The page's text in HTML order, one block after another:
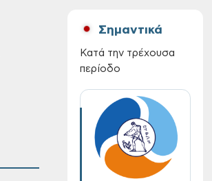
Σημαντικά
Κατά την τρέχουσα
περίοδο